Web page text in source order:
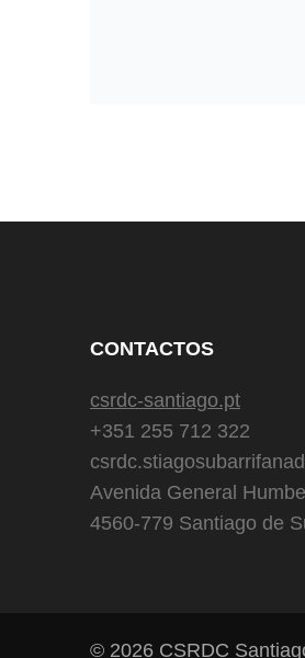
CONTACTOS
csrdc-santiago.pt
+351 255 712 322
Avenida General
4560-779 Santiago de
© 2026 CSRDC